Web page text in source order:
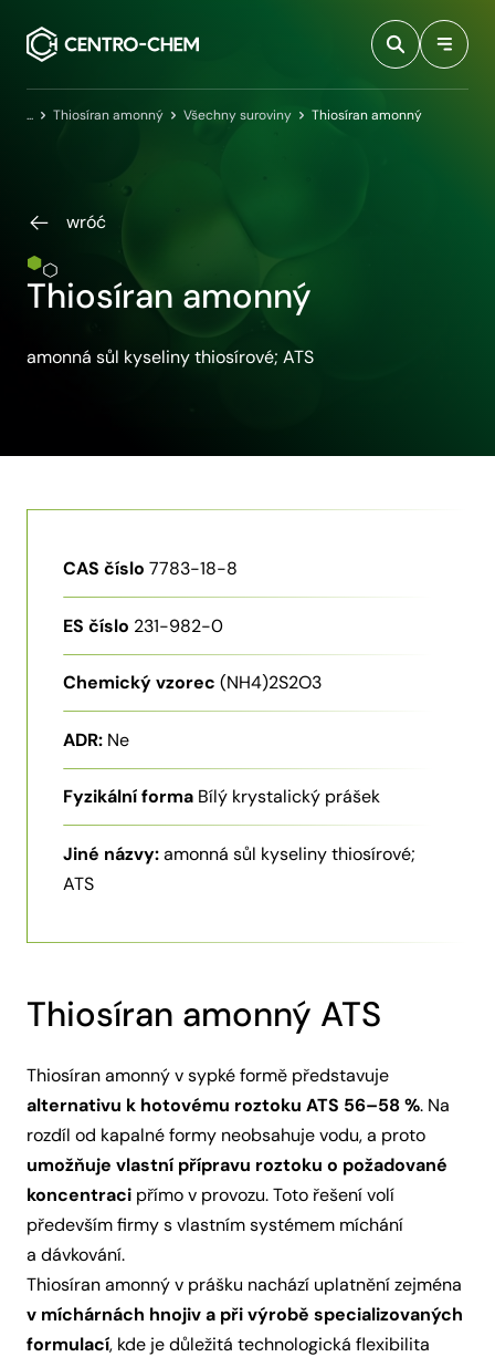
Domovská stránka
Thiosíran amonný Všechny suroviny Thiosíran amonný
wróć
Thiosíran amonný
amonná sůl kyseliny thiosírové; ATS
CAS číslo 7783-18-8
ES číslo 231-982-0
Chemický vzorec (NH4)2S2O3
ADR: Ne
Fyzikální forma Bílý krystalický prášek
Jiné názvy:amonná sůl kyseliny thiosírové;
ATS
Thiosíran amonný ATS
Thiosíran amonný v sypké formě představuje
alternativu k hotovému roztoku ATS 56–58 %. Na
rozdíl od kapalné formy neobsahuje vodu, a proto
umožňuje vlastní přípravu roztoku o požadované
koncentraci přímo v provozu. Toto řešení volí
především firmy s vlastním systémem míchání
a dávkování.
Thiosíran amonný v prášku nachází uplatnění zejména
v míchárnách hnojiv a při výrobě specializovaných
formulací, kde je důležitá technologická flexibilita